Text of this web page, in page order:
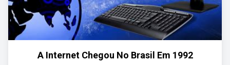
A Internet Chegou No Brasil Em 1992